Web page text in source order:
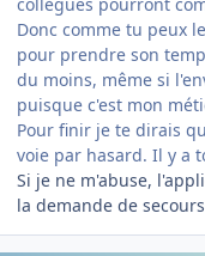
collègues pourront
Donc comme tu peux
pour prendre son
du moins, même si
puisque c'est mon
Pour finir je te dirais
voie par hasard. Il y a
Si je ne m'abuse,
la demande de